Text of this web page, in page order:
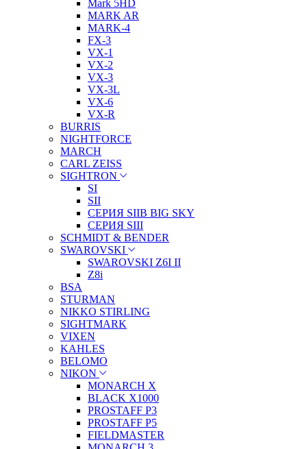
Mark 5HD
MARK AR
MARK-4
FX-3
VX-1
VX-2
VX-3
VX-3L
VX-6
VX-R
BURRIS
NIGHTFORCE
MARCH
CARL ZEISS
SIGHTRON
SI
SII
СЕРИЯ SIIB BIG SKY
СЕРИЯ SIII
SCHMIDT & BENDER
SWAROVSKI
SWAROVSKI Z6I II
Z8i
BSA
STURMAN
NIKKO STIRLING
SIGHTMARK
VIXEN
KAHLES
BELOMO
NIKON
MONARCH X
BLACK X1000
PROSTAFF P3
PROSTAFF P5
FIELDMASTER